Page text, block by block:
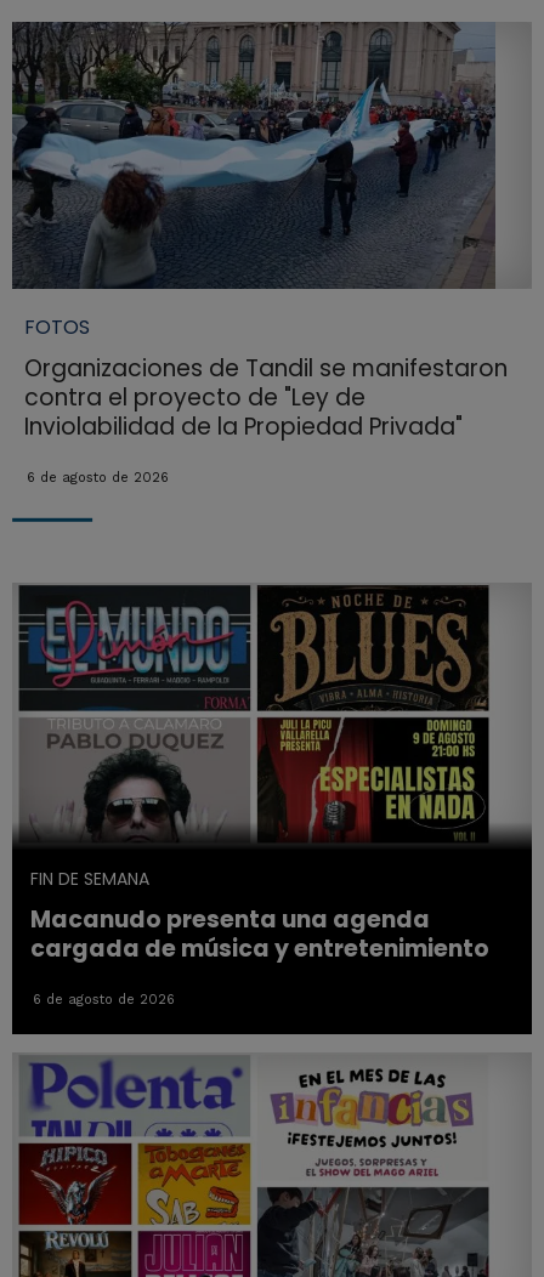
FOTOS
Organizaciones de Tandil se manifestaron
contra el proyecto de "Ley de
Inviolabilidad de la Propiedad Privada"
6 de agosto de 2026
FIN DE SEMANA
Macanudo presenta una agenda
cargada de música y entretenimiento
6 de agosto de 2026